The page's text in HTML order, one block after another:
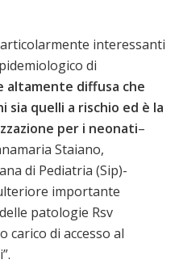
interessanti
di
altamente diffusa che
sia quelli a rischio ed è la
per i neonati–
Staiano,
di Pediatria (Sip)-
importante
patologie Rsv
carico di accesso al